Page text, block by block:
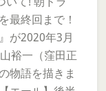
最終回まで！
が2020年3月
裕一（窪田正
物語を描きま